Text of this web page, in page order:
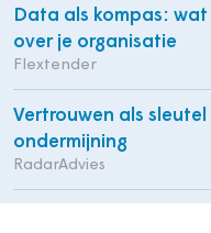
Data als kompas:
over je organisatie
Flextender
Vertrouwen als
ondermijning
RadarAdvies